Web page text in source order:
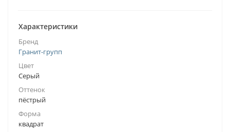
Характеристики
Бренд
Гранит-групп
Цвет
Серый
Оттенок
пёстрый
Форма
квадрат